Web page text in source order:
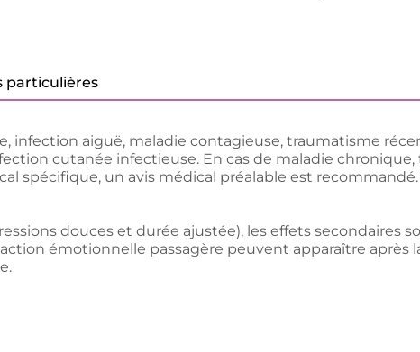
particulières
infection aiguë, maladie contagieuse, traumatisme
cutanée infectieuse. En cas de maladie
spécifique, un avis médical préalable est
douces et durée ajustée), les effets secondaires
émotionnelle passagère peuvent apparaître après